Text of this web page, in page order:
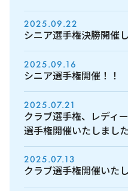
2025.09.22
シニア選手権決勝開催
2025.09.16
シニア選手権開催！！
2025.07.21
クラブ選手権、レディ
選手権開催いたしまし
2025.07.13
クラブ選手権開催いた